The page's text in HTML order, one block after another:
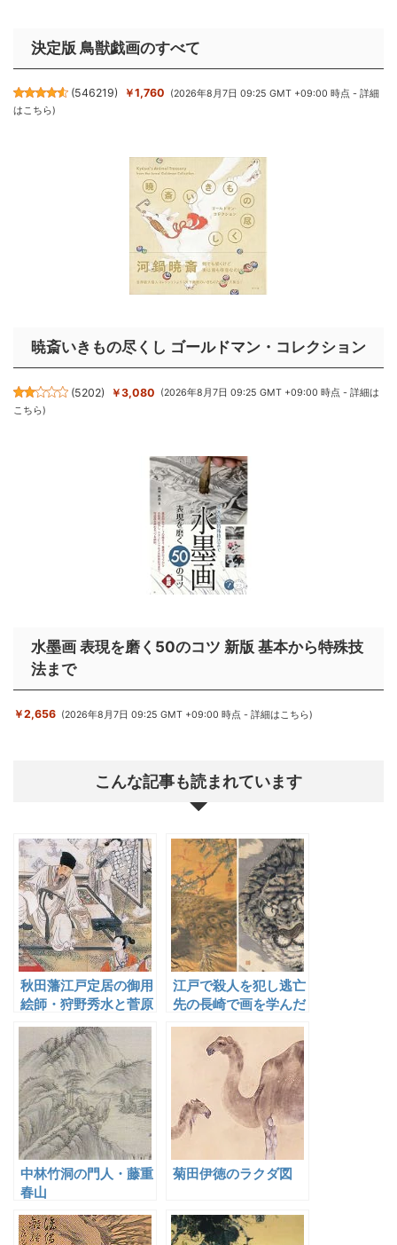
決定版 鳥獣戯画のすべて
(546219) ￥1,760 (2026年8月7日 09:25 GMT +09:00 時点 -詳細
はこちら)
暁斎いきもの尽くし ゴールドマン・コレクション
(5202) ￥3,080 (2026年8月7日 09:25 GMT +09:00 時点 -詳細は
こちら)
水墨画 表現を磨く50のコツ 新版 基本から特殊技
法まで
￥2,656 (2026年8月7日 09:25 GMT +09:00 時点 -詳細はこちら)
こんな記事も読まれています
秋田藩江戸定居の御用
絵師・狩野秀水と菅原
江戸で殺人を犯し逃亡
先の長崎で画を学んだ
中林竹洞の門人・藤重
春山
菊田伊徳のラクダ図